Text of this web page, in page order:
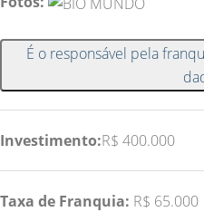
É o responsável pela
Investimento:R$ 400.000
Taxa de Franquia: R$ 65.000